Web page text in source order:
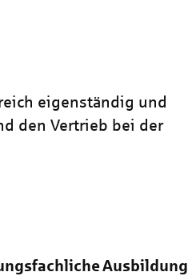
eigenständig und
den Vertrieb bei der
Ausbildung